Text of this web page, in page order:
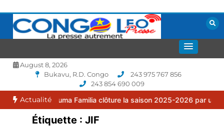
contenu
CONGOLEO
August 8, 2026
Bukavu, R.D. Congo
243 975 767 856
243 854 690 009
Actualité
: le FC Puma Familia clôture la saison 2025-2026 par une
Étiquette : JIF